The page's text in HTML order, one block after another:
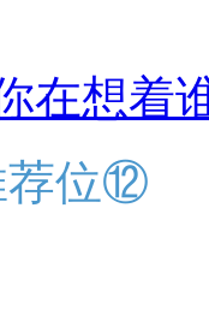
在想着
荐位⑫